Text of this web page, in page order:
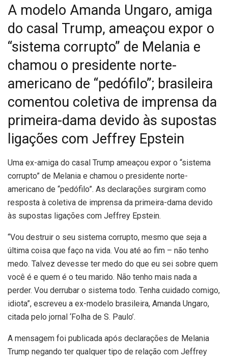
A modelo Amanda Ungaro, amiga
do casal Trump, ameaçou expor o
“sistema corrupto” de Melania e
chamou o presidente norte-
americano de “pedófilo”; brasileira
comentou coletiva de imprensa da
primeira-dama devido às supostas
ligações com Jeffrey Epstein
Uma ex-amiga do casal Trump ameaçou expor o “sistema
corrupto” de Melania e chamou o presidente norte-
americano de “pedófilo”. As declarações surgiram como
resposta à coletiva de imprensa da primeira-dama devido
às supostas ligações com Jeffrey Epstein.
“Vou destruir o seu sistema corrupto, mesmo que seja a
última coisa que faço na vida. Vou até ao fim – não tenho
medo. Talvez devesse ter medo do que eu sei sobre quem
você é e quem é o teu marido. Não tenho mais nada a
perder. Vou derrubar o sistema todo. Tenha cuidado comigo,
idiota”, escreveu a ex-modelo brasileira, Amanda Ungaro,
citada pelo jornal ‘Folha de S. Paulo’.
A mensagem foi publicada após declarações de Melania
Trump negando ter qualquer tipo de relação com Jeffrey